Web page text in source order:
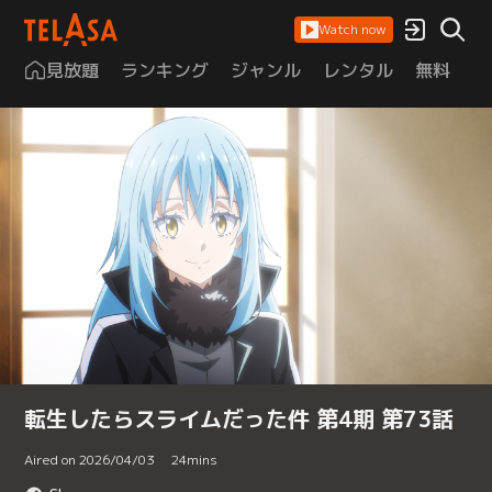
Watch now
見放題 ランキング ジャンル レンタル 無料
転生したらスライムだった件 第4期 第73話
Aired on 2026/04/03 24mins